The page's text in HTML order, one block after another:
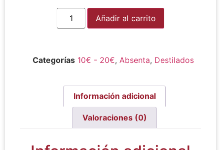
Añadir al carrito
Categorías 10€ - 20€, Absenta, Destilados
Información adicional
Valoraciones (0)